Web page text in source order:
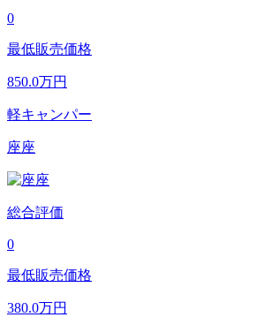
0
最低販売価格
850.0万円
軽キャンパー
座座
総合評価
0
最低販売価格
380.0万円